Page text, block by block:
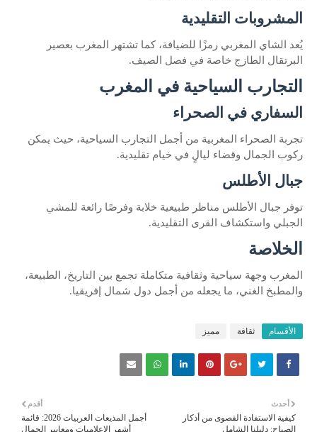
المشروبات التقليدية
يُعد الشاي المغربي رمزًا للضيافة، كما تشتهر المغرب بعصير
البرتقال الطازج خاصة في فصل الصيف.
التجارب السياحية في المغرب
السفاري في الصحراء
تجربة الصحراء المغربية من أجمل التجارب السياحية، حيث يمكن
ركوب الجمال وقضاء ليالٍ في خيام تقليدية.
جبال الأطلس
توفر جبال الأطلس مناظر طبيعية خلابة وفرصًا رائعة للمشي
الجبلي واستكشاف القرى التقليدية.
الخلاصة
المغرب وجهة سياحية وثقافية متكاملة تجمع بين التاريخ، الطبيعة،
والمطبخ الغني، ما يجعله من أجمل دول شمال إفريقيا.
الأقسام ثقافة مميز
أحدث
كيفية الاستفادة القصوى من أذكار
الصباح: دليلنا الشامل
أقدم
أجمل المذيعات العربيات 2026: قائمة
أشهر الإعلاميات ومعايير الجمال